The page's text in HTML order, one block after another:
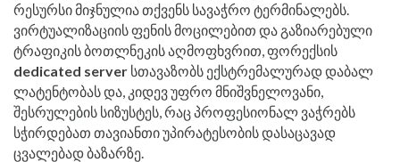
რესურსი მიჯნულია თქვენს სავაჭრო ტერმინალებს.
ვირტუალიზაციის ფენის მოცილებით და გაზიარებული
ტრაფიკის ბოთლნეკის აღმოფხვრით, ფორექსის
dedicated server სთავაზობს ექსტრემალურად დაბალ
ლატენტობას და, კიდევ უფრო მნიშვნელოვანი,
შესრულების სიზუსტეს, რაც პროფესიონალ ვაჭრებს
სჭირდებათ თავიანთი უპირატესობის დასაცავად
ცვალებად ბაზარზე.